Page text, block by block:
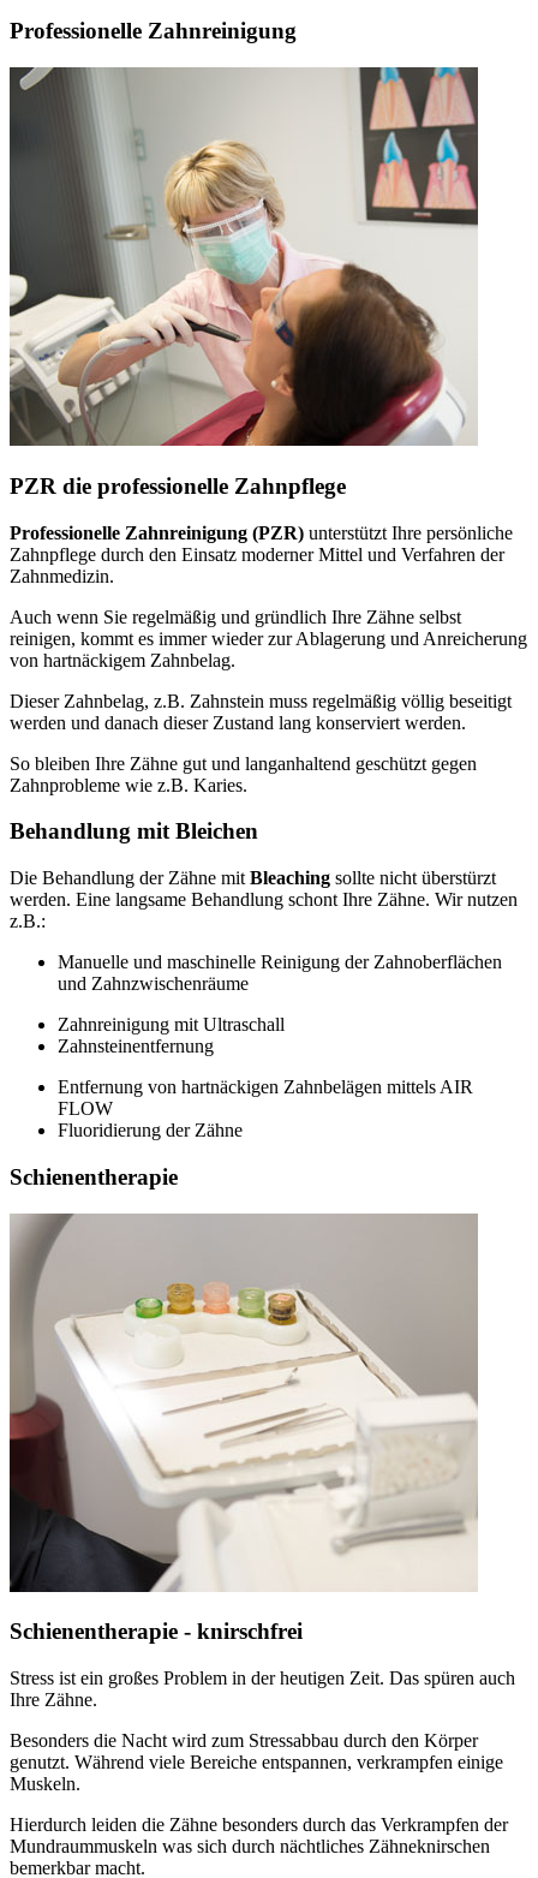
Professionelle Zahnreinigung
PZR die professionelle Zahnpflege
Professionelle Zahnreinigung (PZR) unterstützt Ihre persönliche
Zahnpflege durch den Einsatz moderner Mittel und Verfahren der
Zahnmedizin.
Auch wenn Sie regelmäßig und gründlich Ihre Zähne selbst
reinigen, kommt es immer wieder zur Ablagerung und Anreicherung
von hartnäckigem Zahnbelag.
Dieser Zahnbelag, z.B. Zahnstein muss regelmäßig völlig beseitigt
werden und danach dieser Zustand lang konserviert werden.
So bleiben Ihre Zähne gut und langanhaltend geschützt gegen
Zahnprobleme wie z.B. Karies.
Behandlung mit Bleichen
Die Behandlung der Zähne mit Bleaching sollte nicht überstürzt
werden. Eine langsame Behandlung schont Ihre Zähne. Wir nutzen
z.B.:
Manuelle und maschinelle Reinigung der Zahnoberflächen
und Zahnzwischenräume
Zahnreinigung mit Ultraschall
Zahnsteinentfernung
Entfernung von hartnäckigen Zahnbelägen mittels AIR
FLOW
Fluoridierung der Zähne
Schienentherapie
Schienentherapie - knirschfrei
Stress ist ein großes Problem in der heutigen Zeit. Das spüren auch
Ihre Zähne.
Besonders die Nacht wird zum Stressabbau durch den Körper
genutzt. Während viele Bereiche entspannen, verkrampfen einige
Muskeln.
Hierdurch leiden die Zähne besonders durch das Verkrampfen der
Mundraummuskeln was sich durch nächtliches Zähneknirschen
bemerkbar macht.